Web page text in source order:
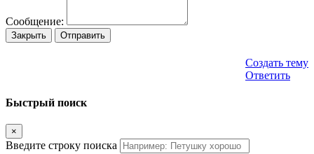
Сообщение:
Закрыть Отправить
Создать тему
Ответить
Быстрый поиск
×
Введите строку поиска